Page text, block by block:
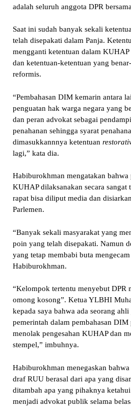
adalah seluruh anggota DPR
Saat ini sudah banyak sekali
telah disepakati dalam Panja.
mengganti ketentuan dalam
dan ketentuan-ketentuan yang
reformis.
“Pembahasan DIM kemarin antara
penguatan hak warga negara yang
dan peran advokat sebagai
penahanan sehingga syarat
dimasukkannnya ketentuan
lagi,” kata dia.
Habiburokhman mengatakan bahwa
KUHAP dilaksanakan secara sangat
rapat bisa diliput media dan
Parlemen.
“Banyak sekali masyarakat yang
poin yang telah disepakati. Namun
yang tetap membabi buta
Habiburokhman.
“Kelompok tertentu menyebut DPR
omong kosong”. Ketua YLBHI
kepada saya bahwa ada seorang
pemerintah dalam pembahasan
menolak pengesahan KUHAP dan
stempel,” imbuhnya.
Habiburokhman menegaskan
draf RUU berasal dari apa yang
ditambah apa yang pihaknya
menjadi advokat publik selama